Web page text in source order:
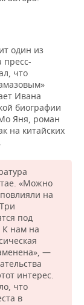
один из
пресс-
что
Ивана
биографии
Яня, роман
на китайских
«Можно
на
под
К нам на
—
интерес.
что
в